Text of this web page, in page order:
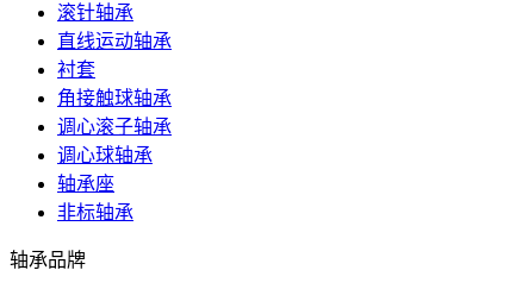
滚针轴承
直线运动轴承
衬套
角接触球轴承
调心滚子轴承
调心球轴承
轴承座
非标轴承
轴承品牌